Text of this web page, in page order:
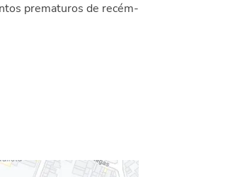
prematuros de recém-